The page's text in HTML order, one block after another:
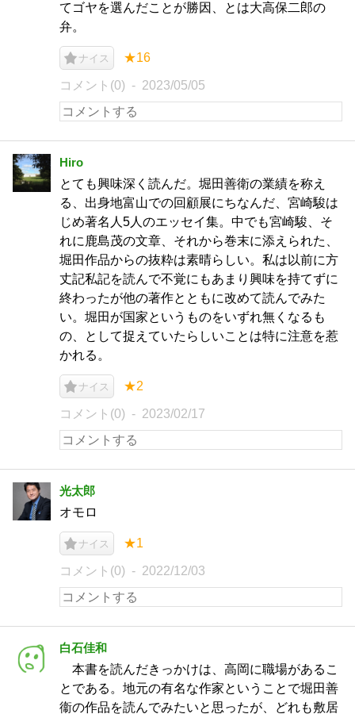
てゴヤを選んだことが勝因、とは大高保二郎の
弁。
ナイス ★16
コメント(0) 2023/05/05
Hiro
とても興味深く読んだ。堀田善衛の業績を称え
る、出身地富山での回顧展にちなんだ、宮崎駿は
じめ著名人5人のエッセイ集。中でも宮崎駿、そ
れに鹿島茂の文章、それから巻末に添えられた、
堀田作品からの抜粋は素晴らしい。私は以前に方
丈記私記を読んで不覚にもあまり興味を持てずに
終わったが他の著作とともに改めて読んでみた
い。堀田が国家というものをいずれ無くなるも
の、として捉えていたらしいことは特に注意を惹
かれる。
ナイス ★2
コメント(0) 2023/02/17
光太郎
オモロ
ナイス ★1
コメント(0) 2022/12/03
白石佳和
本書を読んだきっかけは、高岡に職場があるこ
とである。地元の有名な作家ということで堀田善
衞の作品を読んでみたいと思ったが、どれも敷居